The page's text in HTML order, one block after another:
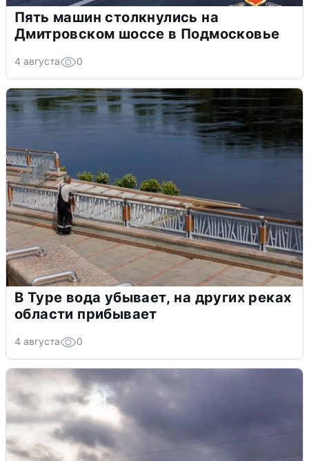
Пять машин столкнулись на
Дмитровском шоссе в Подмосковье
4 августа 0
В Туре вода убывает, на других реках
области прибывает
4 августа 0